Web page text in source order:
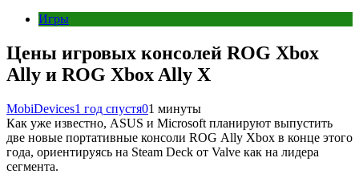
Игры
Цены игровых консолей ROG Xbox
Ally и ROG Xbox Ally X
MobiDevices1 год спустя01 минуты
Как уже известно, ASUS и Microsoft планируют выпустить
две новые портативные консоли ROG Ally Xbox в конце этого
года, ориентируясь на Steam Deck от Valve как на лидера
сегмента.